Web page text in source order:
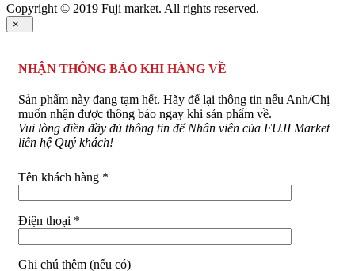
Copyright © 2019 Fuji market. All rights reserved.
×
NHẬN THÔNG BÁO KHI HÀNG VỀ
Sản phẩm này đang tạm hết. Hãy để lại thông tin nếu Anh/Chị
muốn nhận được thông báo ngay khi sản phẩm về.
Vui lòng điền đầy đủ thông tin để Nhân viên của FUJI Market
liên hệ Quý khách!
Tên khách hàng *
Điện thoại *
Ghi chú thêm (nếu có)